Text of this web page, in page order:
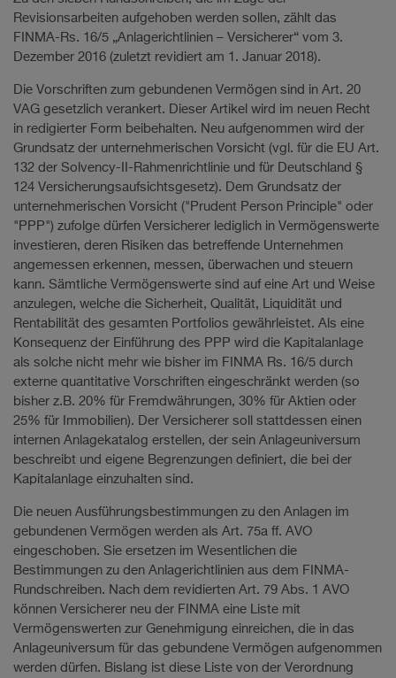
Revisionsarbeiten aufgehoben werden sollen, zählt das
FINMA-Rs. 16/5 „Anlagerichtlinien – Versicherer“ vom 3.
Dezember 2016 (zuletzt revidiert am 1. Januar 2018).
Die Vorschriften zum gebundenen Vermögen sind in Art. 20
VAG gesetzlich verankert. Dieser Artikel wird im neuen Recht
in redigierter Form beibehalten. Neu aufgenommen wird der
Grundsatz der unternehmerischen Vorsicht (vgl. für die EU Art.
132 der Solvency-II-Rahmenrichtlinie und für Deutschland §
124 Versicherungsaufsichtsgesetz). Dem Grundsatz der
unternehmerischen Vorsicht ("Prudent Person Principle" oder
"PPP") zufolge dürfen Versicherer lediglich in Vermögenswerte
investieren, deren Risiken das betreffende Unternehmen
angemessen erkennen, messen, überwachen und steuern
kann. Sämtliche Vermögenswerte sind auf eine Art und Weise
anzulegen, welche die Sicherheit, Qualität, Liquidität und
Rentabilität des gesamten Portfolios gewährleistet. Als eine
Konsequenz der Einführung des PPP wird die Kapitalanlage
als solche nicht mehr wie bisher im FINMA Rs. 16/5 durch
externe quantitative Vorschriften eingeschränkt werden (so
bisher z.B. 20% für Fremdwährungen, 30% für Aktien oder
25% für Immobilien). Der Versicherer soll stattdessen einen
internen Anlagekatalog erstellen, der sein Anlageuniversum
beschreibt und eigene Begrenzungen definiert, die bei der
Kapitalanlage einzuhalten sind.
Die neuen Ausführungsbestimmungen zu den Anlagen im
gebundenen Vermögen werden als Art. 75a ff. AVO
eingeschoben. Sie ersetzen im Wesentlichen die
Bestimmungen zu den Anlagerichtlinien aus dem FINMA-
Rundschreiben. Nach dem revidierten Art. 79 Abs. 1 AVO
können Versicherer neu der FINMA eine Liste mit
Vermögenswerten zur Genehmigung einreichen, die in das
Anlageuniversum für das gebundene Vermögen aufgenommen
werden dürfen. Bislang ist diese Liste von der Verordnung